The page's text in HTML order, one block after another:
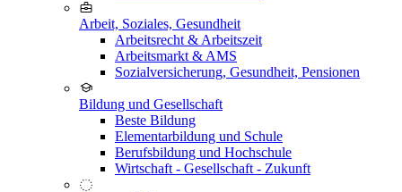
Arbeit, Soziales, Gesundheit
Arbeitsrecht & Arbeitszeit
Arbeitsmarkt & AMS
Sozialversicherung, Gesundheit, Pensionen
Bildung und Gesellschaft
Beste Bildung
Elementarbildung und Schule
Berufsbildung und Hochschule
Wirtschaft - Gesellschaft - Zukunft